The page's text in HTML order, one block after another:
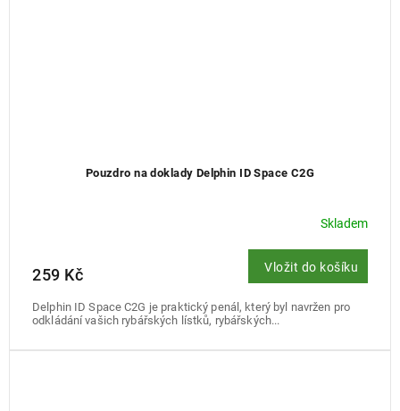
Pouzdro na doklady Delphin ID Space C2G
Skladem
259 Kč Vložit do košíku
Delphin ID Space C2G je praktický penál, který byl navržen pro
odkládání vašich rybářských lístků, rybářských...